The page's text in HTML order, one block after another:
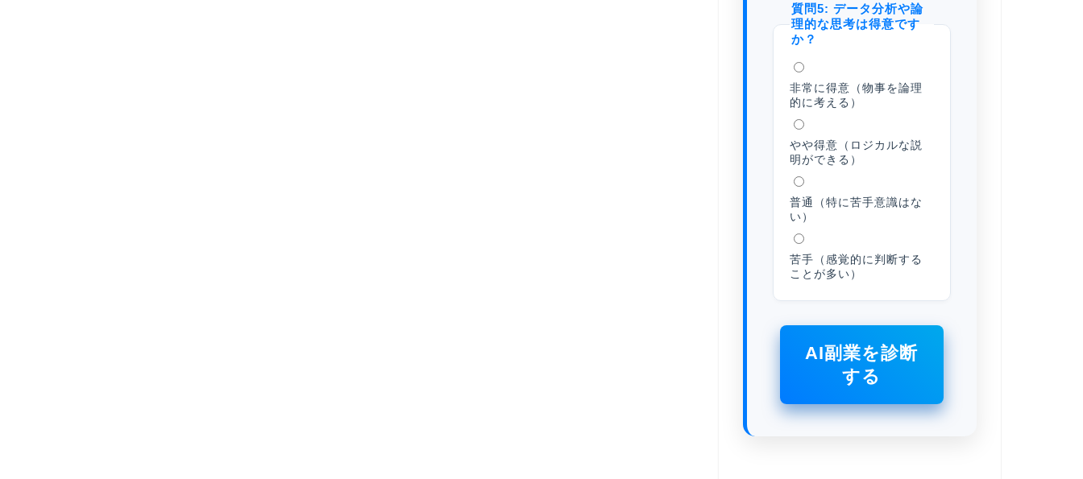
質問5: データ分析や論
理的な思考は得意です
か？
非常に得意（物事を論理
的に考える）
やや得意（ロジカルな説
明ができる）
普通（特に苦手意識はな
い）
苦手（感覚的に判断する
ことが多い）
AI副業を診断
する